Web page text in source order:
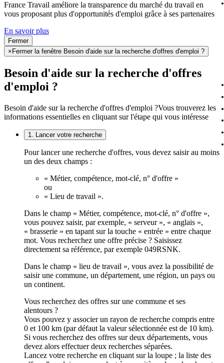
France Travail améliore la transparence du marché du travail en
vous proposant plus d'opportunités d'emploi grâce à ses partenaires
En savoir plus
Fermer
× Fermer la fenêtre Besoin d'aide sur la recherche d'offres d'emploi ?
Besoin d'aide sur la recherche d'offres
d'emploi ?
Besoin d'aide sur la recherche d'offres d'emploi ?Vous trouverez les
informations essentielles en cliquant sur l'étape qui vous intéresse
1. Lancer votre recherche
Pour lancer une recherche d'offres, vous devez saisir au moins
un des deux champs :
« Métier, compétence, mot-clé, n° d'offre »
ou
« Lieu de travail ».
Dans le champ « Métier, compétence, mot-clé, n° d'offre »,
vous pouvez saisir, par exemple, « serveur », « anglais »,
« brasserie » en tapant sur la touche « entrée » entre chaque
mot. Vous recherchez une offre précise ? Saisissez
directement sa référence, par exemple 049RSNK.
Dans le champ « lieu de travail », vous avez la possibilité de
saisir une commune, un département, une région, un pays ou
un continent.
Vous recherchez des offres sur une commune et ses
alentours ?
Vous pouvez y associer un rayon de recherche compris entre
0 et 100 km (par défaut la valeur sélectionnée est de 10 km).
Si vous recherchez des offres sur deux départements, vous
devez alors effectuer deux recherches séparées.
Lancez votre recherche en cliquant sur la loupe ; la liste des